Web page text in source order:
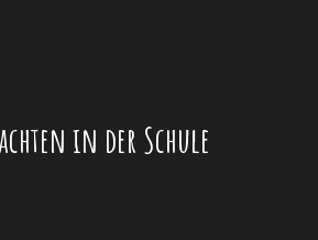
in der Schule